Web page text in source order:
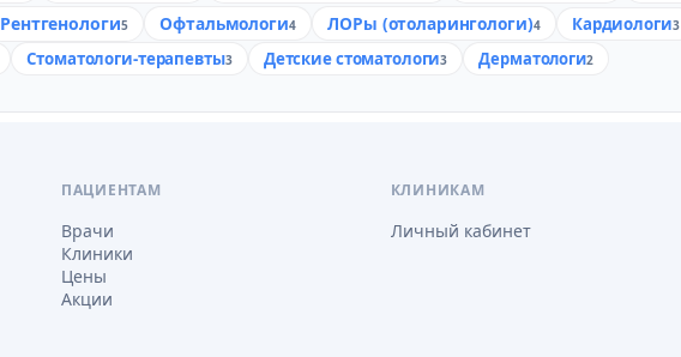
Рентгенологи5 Офтальмологи4 ЛОРы (отоларингологи)4 Кардиологи3
Стоматологи-терапевты3 Детские стоматологи3 Дерматологи2
ПАЦИЕНТАМ
Врачи
Клиники
Цены
Акции
КЛИНИКАМ
Личный кабинет